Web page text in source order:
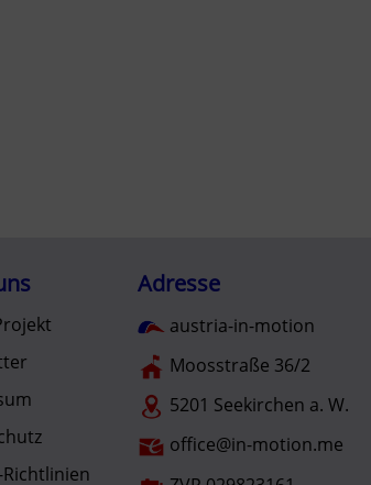
Adresse
austria-in-motion
Moosstraße 36/2
5201 Seekirchen a. W.
office@in-motion.me